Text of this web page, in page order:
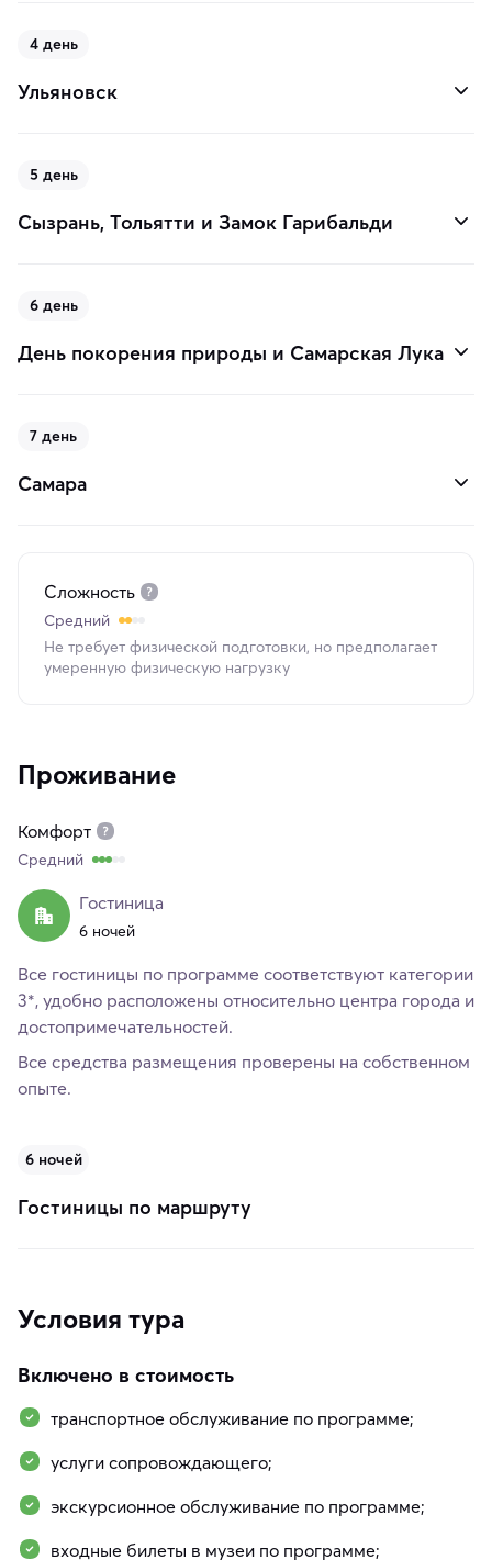
4 день
Ульяновск
5 день
Сызрань, Тольятти и Замок Гарибальди
6 день
День покорения природы и Самарская Лука
7 день
Самара
Сложность
Средний
Не требует физической подготовки, но предполагает
умеренную физическую нагрузку
Проживание
Комфорт
Средний
Гостиница
6 ночей
Все гостиницы по программе соответствуют категории
3*, удобно расположены относительно центра города и
достопримечательностей.
Все средства размещения проверены на собственном
опыте.
6 ночей
Гостиницы по маршруту
Условия тура
Включено в стоимость
транспортное обслуживание по программе;
услуги сопровождающего;
экскурсионное обслуживание по программе;
входные билеты в музеи по программе;